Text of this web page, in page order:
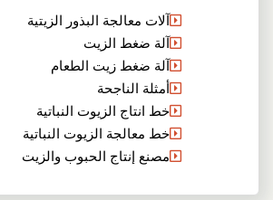
آلات معالجة البذور الزيتية
آلة ضغط الزيت
آلة ضغط زيت الطعام
أمثلة الناجحة
خط انتاج الزيوت النباتية
خط معالجة الزيوت النباتية
مصنع إنتاج الحبوب والزيت